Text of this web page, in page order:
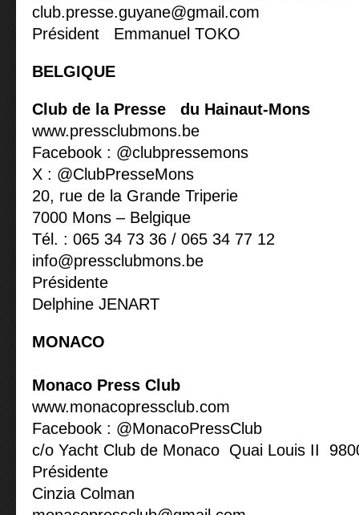
club.presse.guyane@gmail.com
Président Emmanuel TOKO
BELGIQUE
Club de la Presse du Hainaut-Mons
www.pressclubmons.be
Facebook : @clubpressemons
X : @ClubPresseMons
20, rue de la Grande Triperie
7000 Mons – Belgique
Tél. : 065 34 73 36 / 065 34 77 12
info@pressclubmons.be
Présidente
Delphine JENART
MONACO
Monaco Press Club
www.monacopressclub.com
Facebook : @MonacoPressClub
c/o Yacht Club de Monaco Quai Louis II
Présidente
Cinzia Colman